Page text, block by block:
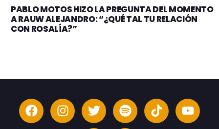
PABLO MOTOS HIZO LA PREGUNTA DEL MOMENTO
A RAUW ALEJANDRO: “¿QUÉ TAL TU RELACIÓN
CON ROSALÍA?”